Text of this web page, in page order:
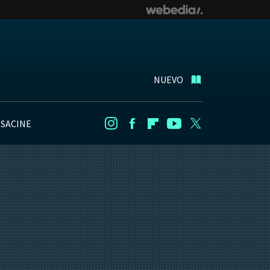
NUEVO
InstagramFacebookFlipboard
Youtube